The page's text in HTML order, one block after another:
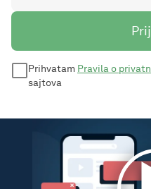
Prihvatam Pravila o
sajtova